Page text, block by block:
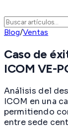
Blog/Ventas
Caso de
ICOM VE-
Análisis del
ICOM en una
permitiendo
entre sede